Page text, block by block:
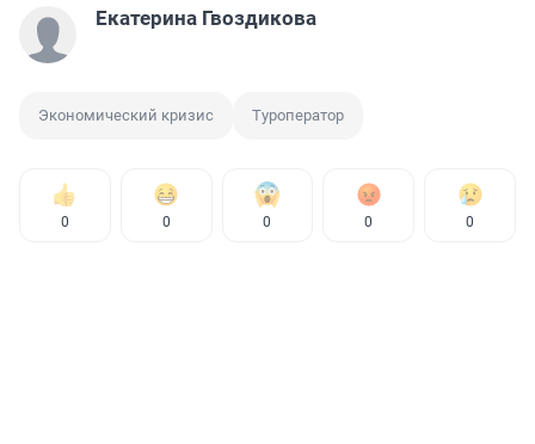
Екатерина Гвоздикова
Экономический кризис Туроператор
0 0 0 0 0